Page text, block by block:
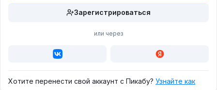
Зарегистрироваться
или через
Хотите перенести свой аккаунт с Пикабу? Узнайте как